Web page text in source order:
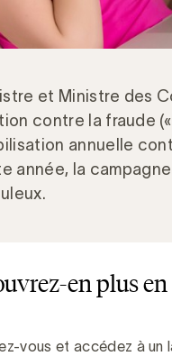
et Ministre des
contre la fraude
annuelle
année, la
en plus
vous et accédez à un